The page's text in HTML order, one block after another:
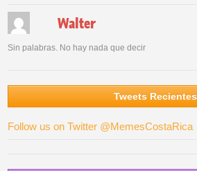
Walter
Sin palabras. No hay nada que decir
Tweets Recientes
Follow us on Twitter @MemesCostaRica